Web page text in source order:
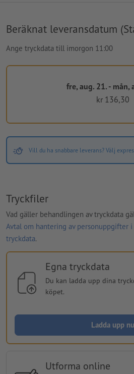
Beräknat leveransdatum
Ange tryckdata till imorgon 11:00
fre, aug. 21. - mån,
kr 136,30
Vill du ha snabbare leverans? Välj
Tryckfiler
Vad gäller behandlingen av tryckdata
Avtal om hantering av personuppgifter i
tryckdata.
Egna tryckdata
Du kan ladda upp dina
köpet.
Ladda upp nu
Utforma online